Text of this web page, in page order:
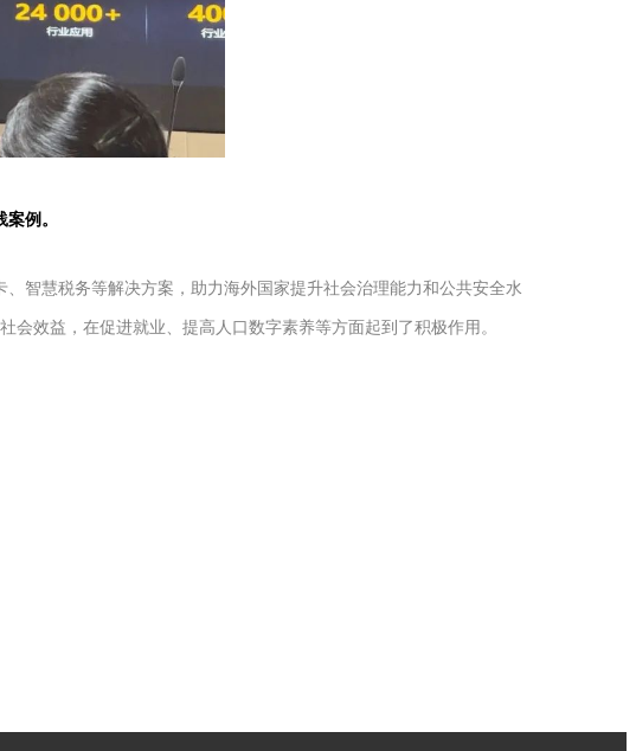
例。
智慧税务等解决方案，助力海外国家提升社会治理能力和公共安全水
效益，在促进就业、提高人口数字素养等方面起到了积极作用。